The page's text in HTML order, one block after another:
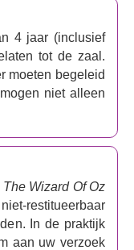
4 jaar (inclusief
tot de zaal.
moeten begeleid
niet alleen
The Wizard Of Oz
restitueerbaar
In de praktijk
aan uw verzoek